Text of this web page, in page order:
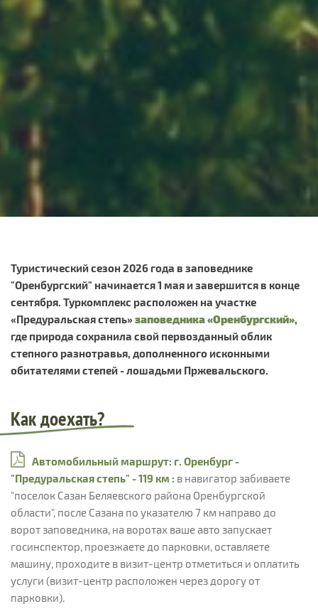
Туристический сезон 2026 года в заповеднике
"Оренбургский" начинается 1 мая и завершится в конце
сентября. Туркомплекс расположен на участке
«Предуральская степь»заповедника «Оренбургский»,
где природа сохранила свой первозданный облик
степного разнотравья, дополненного исконными
обитателями степей - лошадьми Пржевальского.
Как доехать?
Автомобильный маршрут: г. Оренбург -
"Предуральская степь" - 119 км : в навигатор забиваете
"поселок Сазан Беляевского района Оренбургской
области", после Сазана по указателю 7 км направо до
ворот заповедника, на воротах ваше авто запускает
госинспектор, проезжаете до парковки, оставляете
машину, проходите в визит-центр отметиться и оплатить
услуги (визит-центр расположен через дорогу от
парковки).